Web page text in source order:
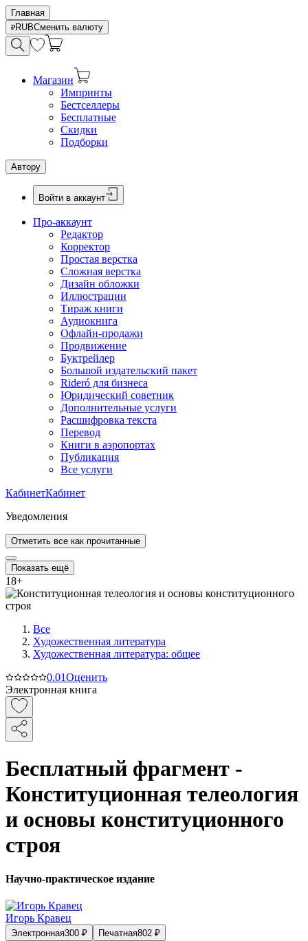
Главная
RUBСменить валюту
Магазин
Импринты
Бестселлеры
Бесплатные
Скидки
Подборки
Автору
Войти в аккаунт
Про-аккаунт
Редактор
Корректор
Простая верстка
Сложная верстка
Дизайн обложки
Иллюстрации
Тираж книги
Аудиокнига
Офлайн-продажи
Продвижение
Буктрейлер
Большой издательский пакет
Rideró для бизнеса
Юридический советник
Дополнительные услуги
Расшифровка текста
Перевод
Книги в аэропортах
Публикация
Все услуги
КабинетКабинет
Уведомления
Отметить все как прочитанные
Показать ещё
18+
Все
Художественная литература
Художественная литература: общее
0.01Оценить
Электронная книга
Бесплатный фрагмент -
Конституционная телеология
и основы конституционного
строя
Научно-практическое издание
Игорь Кравец
Электронная300 ₽ Печатная802 ₽